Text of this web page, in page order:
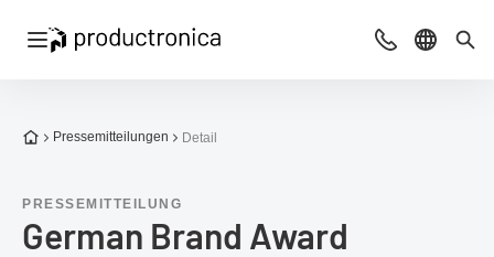
Navigation öffnen Beratung &
Sprache
Zur Startseite
Pressemitteilungen Detail
PRESSEMITTEILUNG
​​German Brand Award